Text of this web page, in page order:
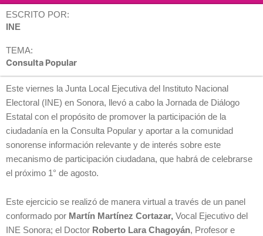
ESCRITO POR:
INE
TEMA:
Consulta Popular
Este viernes la Junta Local Ejecutiva del Instituto Nacional
Electoral (INE) en Sonora, llevó a cabo la Jornada de Diálogo
Estatal con el propósito de promover la participación de la
ciudadanía en la Consulta Popular y aportar a la comunidad
sonorense información relevante y de interés sobre este
mecanismo de participación ciudadana, que habrá de celebrarse
el próximo 1° de agosto.
Este ejercicio se realizó de manera virtual a través de un panel
conformado por Martín Martínez Cortazar, Vocal Ejecutivo del
INE Sonora; el Doctor Roberto Lara Chagoyán, Profesor e